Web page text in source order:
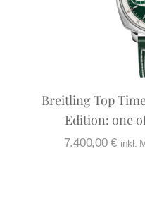
Breitling Top
Edition: one of
7.400,00€ inkl.